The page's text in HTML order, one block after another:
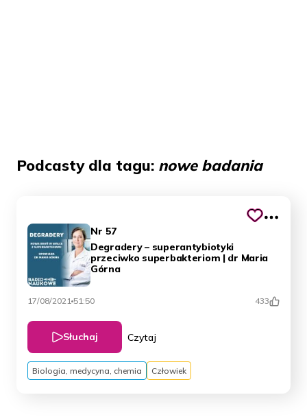
Podcasty dla tagu: nowe badania
Nr 57
Degradery – superantybiotyki
przeciwko superbakteriom | dr Maria
Górna
17/08/2021 51:50 433
Słuchaj Czytaj
Biologia, medycyna, chemia Człowiek